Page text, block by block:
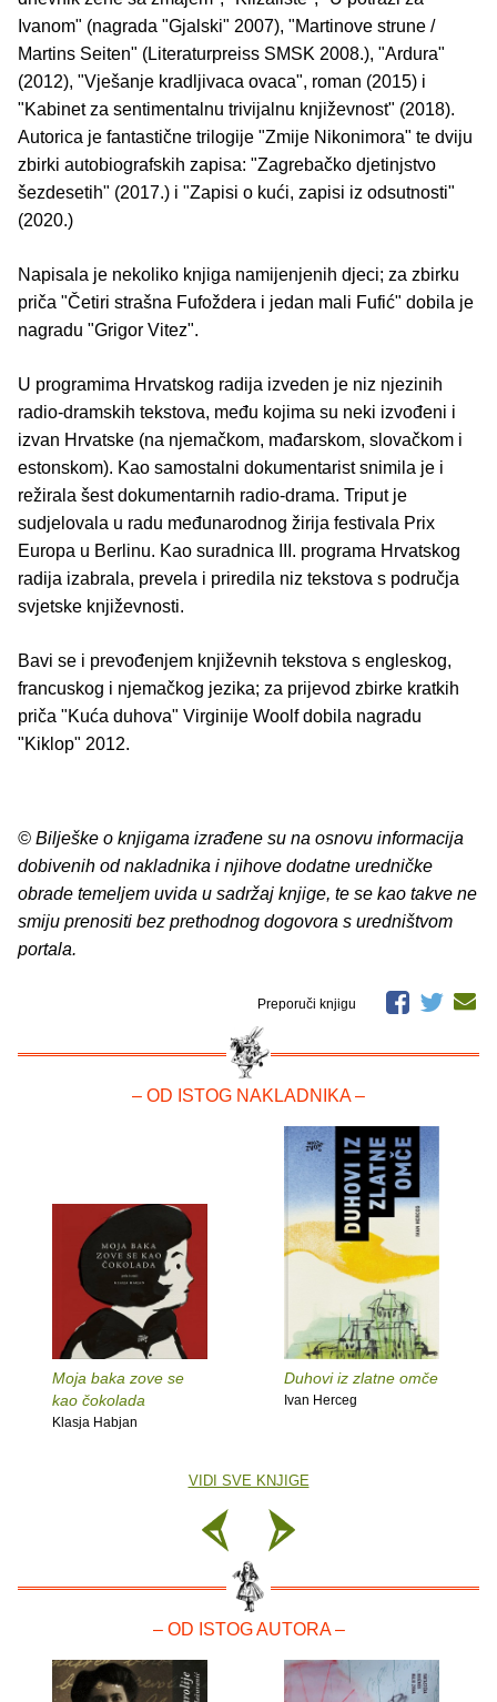
Ivanom" (nagrada "Gjalski" 2007), "Martinove strune /
Martins Seiten" (Literaturpreiss SMSK 2008.), "Ardura"
(2012), "Vješanje kradljivaca ovaca", roman (2015) i
"Kabinet za sentimentalnu trivijalnu književnost" (2018).
Autorica je fantastične trilogije "Zmije Nikonimora" te dviju
zbirki autobiografskih zapisa: "Zagrebačko djetinjstvo
šezdesetih" (2017.) i "Zapisi o kući, zapisi iz odsutnosti"
(2020.)
Napisala je nekoliko knjiga namijenjenih djeci; za zbirku
priča "Četiri strašna Fufoždera i jedan mali Fufić" dobila je
nagradu "Grigor Vitez".
U programima Hrvatskog radija izveden je niz njezinih
radio-dramskih tekstova, među kojima su neki izvođeni i
izvan Hrvatske (na njemačkom, mađarskom, slovačkom i
estonskom). Kao samostalni dokumentarist snimila je i
režirala šest dokumentarnih radio-drama. Triput je
sudjelovala u radu međunarodnog žirija festivala Prix
Europa u Berlinu. Kao suradnica III. programa Hrvatskog
radija izabrala, prevela i priredila niz tekstova s područja
svjetske književnosti.
Bavi se i prevođenjem književnih tekstova s engleskog,
francuskog i njemačkog jezika; za prijevod zbirke kratkih
priča "Kuća duhova" Virginije Woolf dobila nagradu
"Kiklop" 2012.
© Bilješke o knjigama izrađene su na osnovu informacija
dobivenih od nakladnika i njihove dodatne uredničke
obrade temeljem uvida u sadržaj knjige, te se kao takve ne
smiju prenositi bez prethodnog dogovora s uredništvom
portala.
Preporuči knjigu
– OD ISTOG NAKLADNIKA –
Moja baka zove se
kao čokolada
Klasja Habjan
Duhovi iz zlatne omče
Ivan Herceg
VIDI SVE KNJIGE
– OD ISTOG AUTORA –